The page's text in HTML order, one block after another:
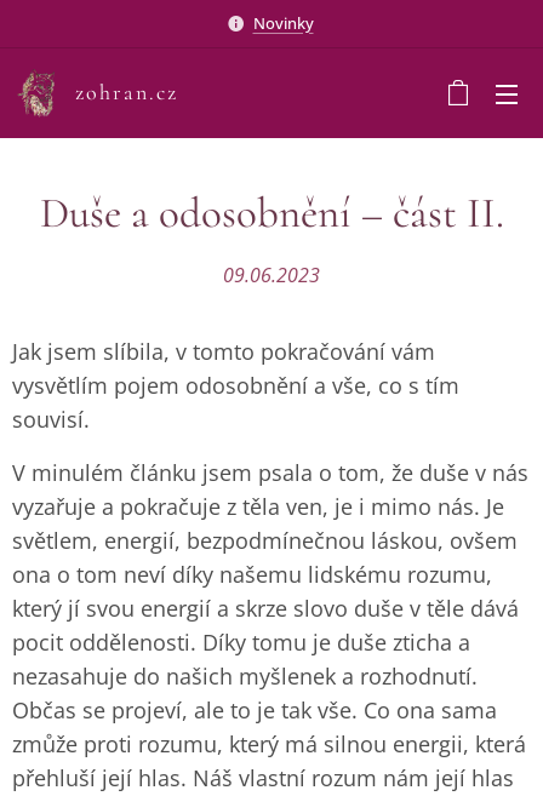
Novinky
zohran.cz
Duše a odosobnění – část II.
09.06.2023
Jak jsem slíbila, v tomto pokračování vám
vysvětlím pojem odosobnění a vše, co s tím
souvisí.
V minulém článku jsem psala o tom, že duše v nás
vyzařuje a pokračuje z těla ven, je i mimo nás. Je
světlem, energií, bezpodmínečnou láskou, ovšem
ona o tom neví díky našemu lidskému rozumu,
který jí svou energií a skrze slovo duše v těle dává
pocit oddělenosti. Díky tomu je duše zticha a
nezasahuje do našich myšlenek a rozhodnutí.
Občas se projeví, ale to je tak vše. Co ona sama
zmůže proti rozumu, který má silnou energii, která
přehluší její hlas. Náš vlastní rozum nám její hlas